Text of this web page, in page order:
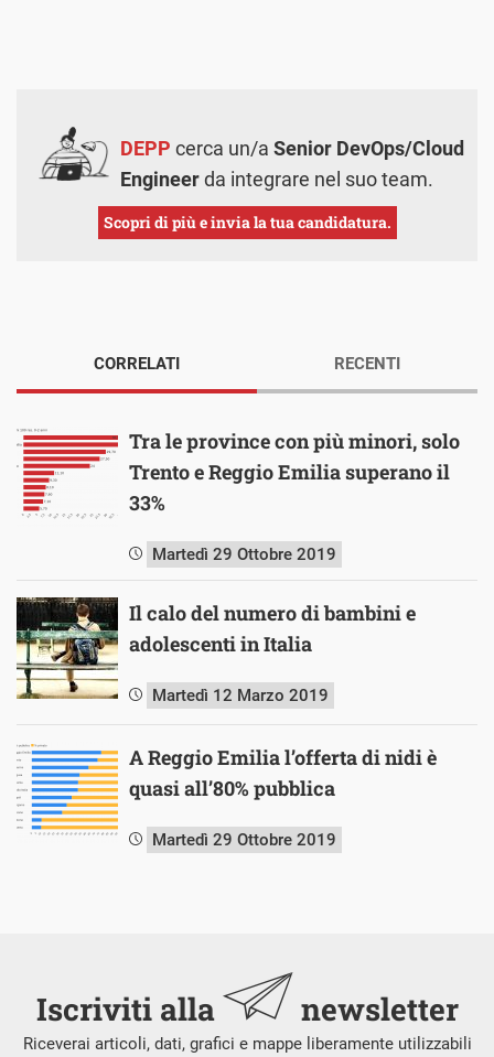
DEPP cerca un/a Senior DevOps/Cloud
Engineerda integrare nel suo team.
Scopri di più e invia la tua candidatura.
CORRELATI
Tra le province con più minori, solo
Trento e Reggio Emilia superano il
33%
Martedì 29 Ottobre 2019
Il calo del numero di bambini e
adolescenti in Italia
Martedì 12 Marzo 2019
A Reggio Emilia l’offerta di nidi è
quasi all’80% pubblica
Martedì 29 Ottobre 2019
RECENTI
Iscriviti alla newsletter
Riceverai articoli, dati, grafici e mappe liberamente utilizzabili